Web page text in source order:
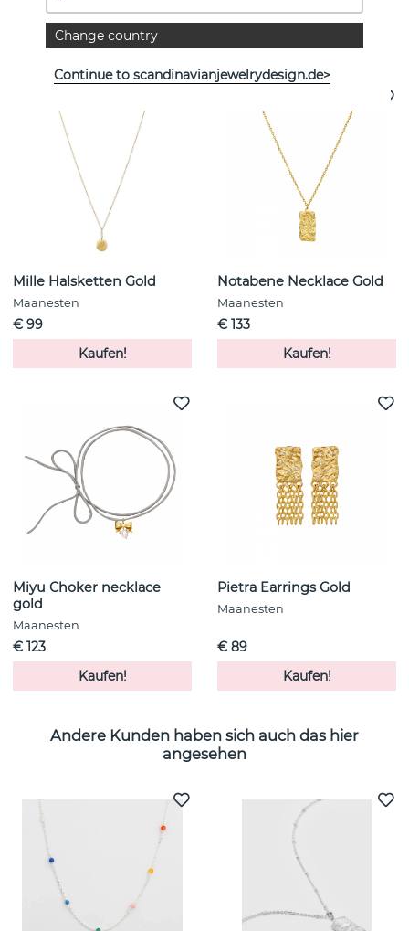
Weitere Artikel ansehen
Mille Halsketten Gold
Maanesten
€ 99
Kaufen!
Notabene Necklace Gold
Maanesten
€ 133
Kaufen!
Miyu Choker necklace
gold
Maanesten
€ 123
Kaufen!
Pietra Earrings Gold
Maanesten
€ 89
Kaufen!
Andere Kunden haben sich auch das hier
angesehen
Change country
Continue to scandinavianjewelrydesign.de>